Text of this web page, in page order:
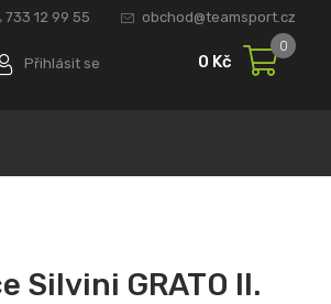
733 12 99 55 obchod@teamsport.cz
Přihlásit se 0 Kč
0
Silvini GRATO II.